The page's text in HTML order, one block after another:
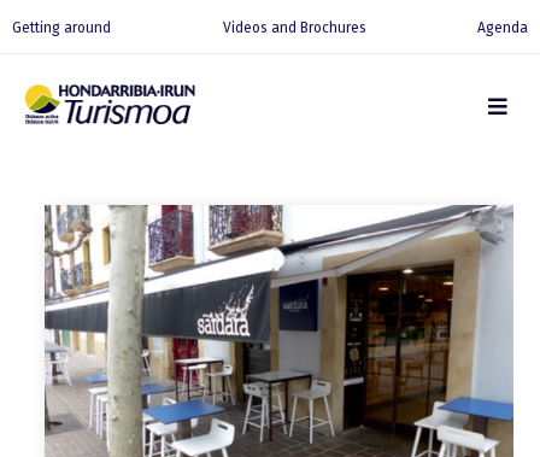
Getting around Videos and Brochures Agenda